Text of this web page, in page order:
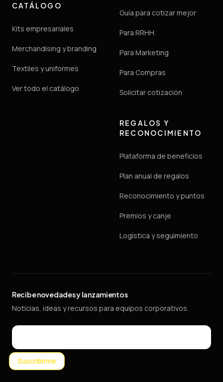
CATÁLOGO
Kits empresariales
Merchandising y branding
Textiles y uniformes
Ver todo el catálogo
Guía para cotizar mejor
Para RRHH
Para Marketing
Para Compras
Solicitar cotización
REGALOS Y
RECONOCIMIENTO
Plataforma de beneficios
Plan anual de regalos
Reconocimiento y puntos
Premios y canje
Logística y seguimiento
Recibe novedades y lanzamientos
Noticias, ideas y recursos para equipos corporativos.
Email
Suscribirme